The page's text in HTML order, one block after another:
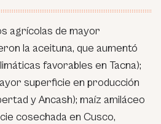
agrícolas de mayor
la aceituna, que aumentó
favorables en Tacna);
superficie en producción
y Ancash); maíz amiláceo
cosechada en Cusco,